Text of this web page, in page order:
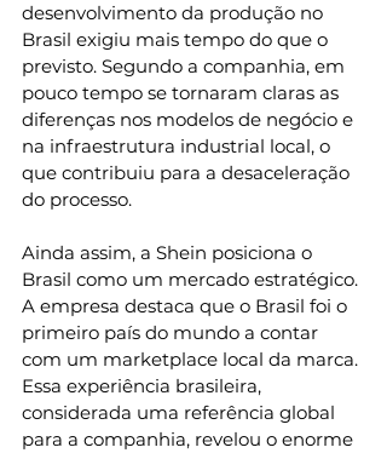
desenvolvimento da produção no
Brasil exigiu mais tempo do que o
previsto. Segundo a companhia, em
pouco tempo se tornaram claras as
diferenças nos modelos de negócio e
na infraestrutura industrial local, o
que contribuiu para a desaceleração
do processo.
Ainda assim, a Shein posiciona o
Brasil como um mercado estratégico.
A empresa destaca que o Brasil foi o
primeiro país do mundo a contar
com um marketplace local da marca.
Essa experiência brasileira,
considerada uma referência global
para a companhia, revelou o enorme